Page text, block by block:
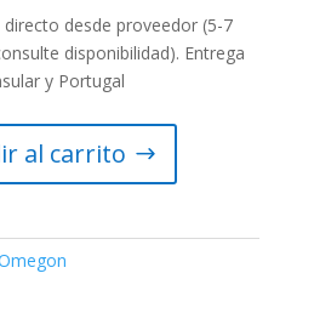
directo desde proveedor (5-7
disponibilidad). Entrega
y Portugal
al carrito